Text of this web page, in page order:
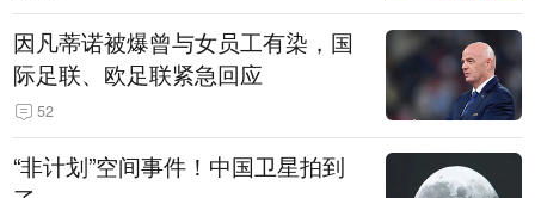
因凡蒂诺被爆曾与女员工有染，国
际足联、欧足联紧急回应
52
“非计划”空间事件！中国卫星拍到